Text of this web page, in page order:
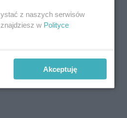
z naszych serwisów
w Polityce
Akceptuję